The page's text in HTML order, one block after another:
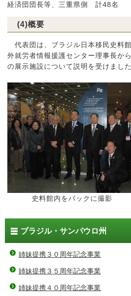
経済団団長等、三重県側 計48名
(4)概要
代表団は、ブラジル日本移民史料
外就労者情報援護センター理事長か
の展示施設について説明を受けました
史料館内をバックに撮影
ブラジル・サンパウロ州
姉妹提携３０周年記念事業
姉妹提携３５周年記念事業
姉妹提携４０周年記念事業